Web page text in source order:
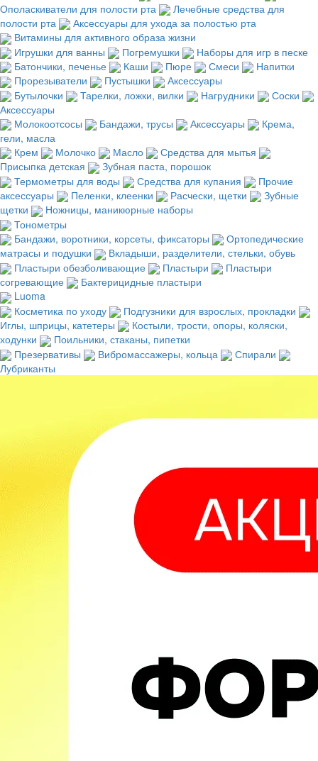
Ополаскиватели для полости рта
Лечебные средства для
полости рта
Аксессуары для ухода за полостью рта
Витамины для активного образа жизни
Игрушки для ванны
Погремушки
Наборы для игр в песке
Батончики, печенье
Каши Пюре Смеси
Напитки
Прорезыватели
Пустышки
Аксессуары
Бутылочки
Тарелки, ложки, вилки Нагрудники
Соски
Аксессуары
Молокоотсосы
Бандажи, трусы Аксессуары
Крема,
гели, масла
Крем
Молочко Масло
Средства для мытья
Присыпка детская
Зубная паста, порошок
Термометры для воды
Средства для купания
Прочие
аксессуары
Пеленки, клеенки Расчески, щетки
Зубные
щетки
Ножницы, маникюрные наборы
Тонометры
Бандажи, воротники, корсеты, фиксаторы
Ортопедические
матрасы и подушки
Вкладыши, разделители, стельки, обувь
Пластыри обезболивающие
Пластыри
Пластыри
согревающие
Бактерицидные пластыри
Luoma
Косметика по уходу
Подгузники для взрослых, прокладки
Иглы, шприцы, катетеры
Костыли, трости, опоры, коляски,
ходунки
Поильники, стаканы, пипетки
Презервативы
Вибромассажеры, кольца
Спирали
Лубриканты